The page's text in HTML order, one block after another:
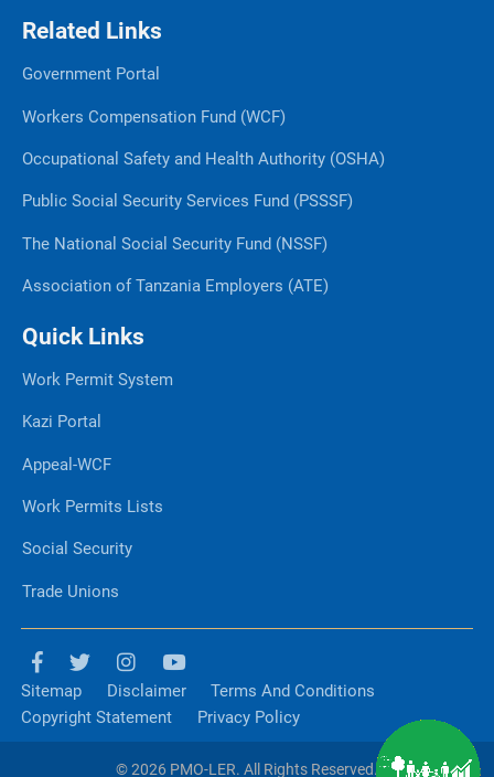
Related Links
Government Portal
Workers Compensation Fund (WCF)
Occupational Safety and Health Authority (OSHA)
Public Social Security Services Fund (PSSSF)
The National Social Security Fund (NSSF)
Association of Tanzania Employers (ATE)
Quick Links
Work Permit System
Kazi Portal
Appeal-WCF
Work Permits Lists
Social Security
Trade Unions
Sitemap Disclaimer
Terms And Conditions
Copyright Statement
Privacy Policy
© 2026 PMO-LER. All Rights Reserved.